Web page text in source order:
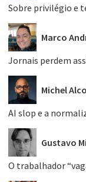
Sobre privilégio e
Marco
Jornais perdem
Michel
AI slop e a
Gustavo
O trabalhador